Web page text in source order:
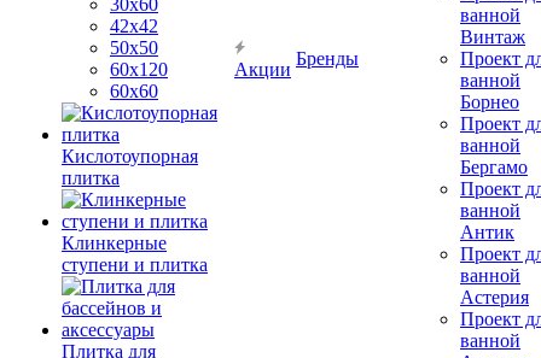
30х60
42х42
50х50
60х120
60х60
Кислотоупорная
плитка
Клинкерные
ступени и плитка
Плитка для
Акции
Бренды
ванной
Винтаж
Проект
ванной
Борнео
Проект
ванной
Бергамо
Проект
ванной
Антик
Проект
ванной
Астерия
Проект
ванной